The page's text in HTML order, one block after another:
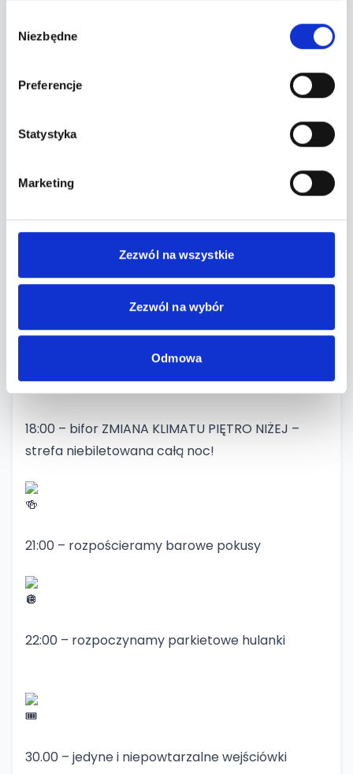
zgody
Niezbędne
Preferencje
Statystyka
Marketing
Zezwól na wszystkie
Zezwól na wybór
Odmowa
sobota 16.05 / Zmiana Klimatu, ul. Warszawska 6,
Białystok
rezerwacje & zakąski:
www.zmianaklimatu.eu/rezerwacje
18:00 – bifor ZMIANA KLIMATU PIĘTRO NIŻEJ –
strefa niebiletowana całą noc!
21:00 – rozpościeramy barowe pokusy
22:00 – rozpoczynamy parkietowe hulanki
30.00 – jedyne i niepowtarzalne wejściówki